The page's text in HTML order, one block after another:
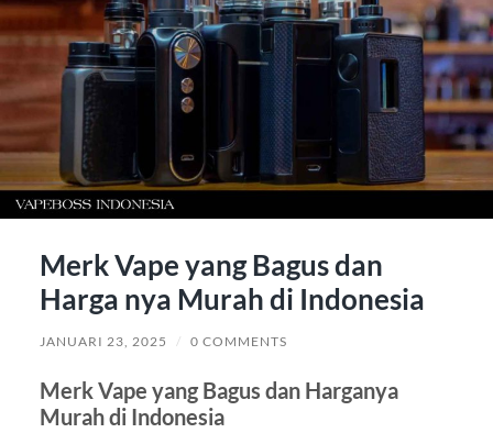
Merk Vape yang Bagus dan
Harga nya Murah di Indonesia
JANUARI 23, 2025 / 0 COMMENTS
Merk Vape yang Bagus dan Harganya
Murah di Indonesia